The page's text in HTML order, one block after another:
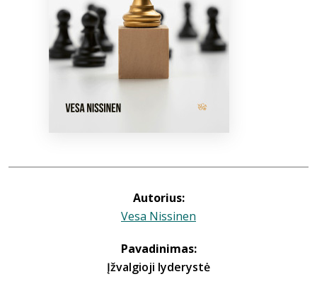
info@elvislab.lt
Autorius:
Vesa Nissinen
Pavadinimas:
Įžvalgioji lyderystė